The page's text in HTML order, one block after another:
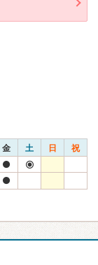
金 土 日 祝